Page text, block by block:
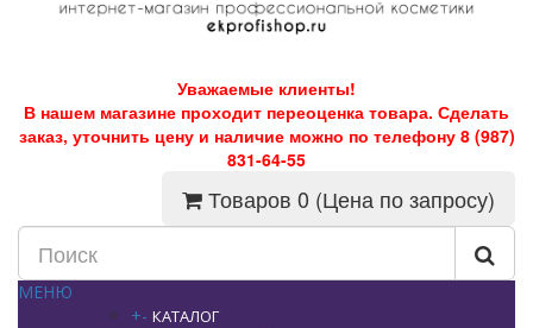
Уважаемые клиенты!
В нашем магазине проходит переоценка товара. Сделать
заказ, уточнить цену и наличие можно по телефону 8 (987)
831-64-55
Товаров 0 (Цена по запросу)
МЕНЮ
+- КАТАЛОГ